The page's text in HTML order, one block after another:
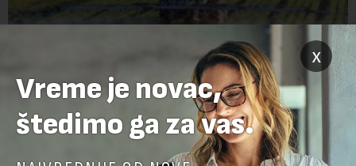
x
Vreme je novac,
štedimo ga za vas.